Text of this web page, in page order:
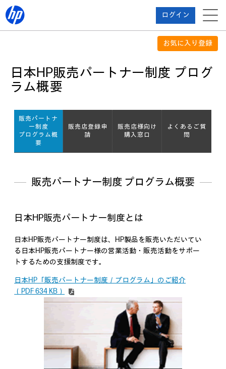
ログイン
お気に入り登録
日本HP販売パートナー制度 プログ
ラム概要
販売パートナ
ー制度
プログラム概
要
販売店登録申
請
販売店様向け
購入窓口
よくあるご質
問
販売パートナー制度 プログラム概要
日本HP販売パートナー制度とは
日本HP販売パートナー制度は、HP製品を販売いただいてい
る日本HP販売パートナー様の営業活動・販売活動をサポー
トするための支援制度です。
日本HP「販売パートナー制度／プログラム」のご紹介
（PDF 634 KB）